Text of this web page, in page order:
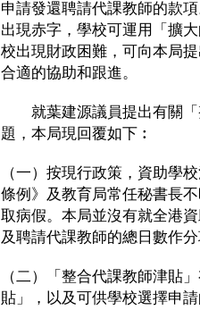
申請發還聘請代課教師的款
出現赤字，學校可運用「擴
校出現財政困難，可向本局
合適的協助和跟進。
就葉建源議員提出有關「
題，本局現回覆如下︰
（一）按現行政策，資助學
條例》及教育局常任秘書長
取病假。本局並沒有就全港
及聘請代課教師的總日數作
（二）「整合代課教師津貼
貼」，以及可供學校選擇申